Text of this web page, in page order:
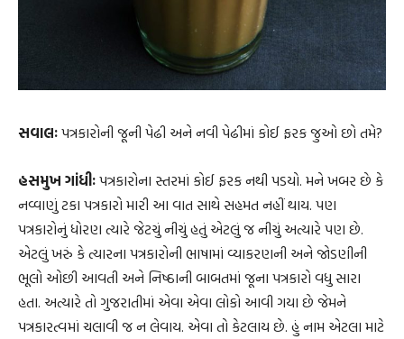
સવાલઃપત્રકારોની જૂની પેઢી અને નવી પેઢીમાં કોઈ ફરક જુઓ છો તમે?
હસમુખ ગાંધીઃપત્રકારોના સ્તરમાં કોઈ ફરક નથી પડયો. મને ખબર છે કે
નવ્વાણું ટકા પત્રકારો મારી આ વાત સાથે સહમત નહીં થાય. પણ
પત્રકારોનું ધોરણ ત્યારે જેટચું નીચું હતું એટલું જ નીચું અત્યારે પણ છે.
એટલું ખરું કે ત્યારના પત્રકારોની ભાષામાં વ્યાકરણની અને જોડણીની
ભૂલો ઓછી આવતી અને નિષ્ઠાની બાબતમાં જૂના પત્રકારો વધુ સારા
હતા. અત્યારે તો ગુજરાતીમાં એવા એવા લોકો આવી ગયા છે જેમને
પત્રકારત્વમાં ચલાવી જ ન લેવાય. એવા તો કેટલાય છે. હું નામ એટલા માટે